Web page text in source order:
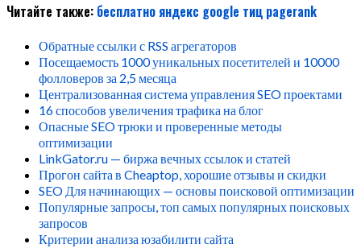
Читайте также: бесплатнояндекс google тиц pagerank
Обратные ссылки с RSS агрегаторов
Посещаемость 1000 уникальных посетителей и 10000
фолловеров за 2,5 месяца
Централизованная система управления SEO проектами
16 способов увеличения трафика на блог
Опасные SEO трюки и проверенные методы
оптимизации
LinkGator.ru — биржа вечных ссылок и статей
Прогон сайта в Cheaptop, хорошие отзывы и скидки
SEO Для начинающих — основы поисковой оптимизации
Популярные запросы, топ самых популярных поисковых
запросов
Критерии анализа юзабилити сайта